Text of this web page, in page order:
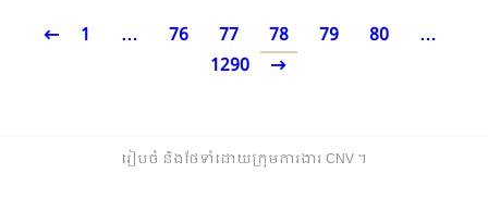
1 … 76 77 78 79 80
…
1290
រៀបចំ និងថែទាំដោយក្រុមការងារ CNV ​។